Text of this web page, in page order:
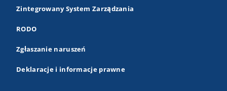
Zintegrowany System Zarządzania
RODO
Zgłaszanie naruszeń
Deklaracje i informacje prawne